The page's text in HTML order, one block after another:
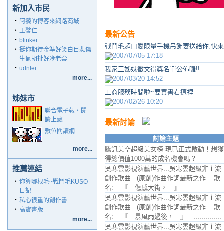
新加入市民
‧ 阿饕的博客來網路商城
‧ 王馨仁
‧ blinker
‧ 挺你期待金準好笑白目悲傷
生氣胡扯好冷老套
‧ udnlei
more...
姊妹市
聯合電子報‧閱
讀上癮
數位閱讀網
more...
推薦連結
‧ 你算哪根毛~戰鬥毛KUSO
日記
‧ 私心很重的創作書
‧ 高寶書版
more...
最新公告
戰鬥毛超口愛限量手機吊飾要送給你,快
2007/07/05 17:18
我家三姊妹徵文得獎名單公佈囉!!
2007/03/20 14:52
工商服務時間啦~要買書看這裡
2007/02/26 10:20
最新討論
討論主題
騰訊美空超級美女榜 現已正式啟動！想獲
得總價值1000萬的成名機會嗎？
吳寒雲影視演藝世界...吳寒雲超級非主流
創作歌曲...(原創)作曲作詞最新之作... 歌
名: 『 傷感大街， 』
吳寒雲影視演藝世界...吳寒雲超級非主流
創作歌曲...(原創)作曲作詞最新之作... 歌
名: 『 暴風雨過後， 』 ..............
吳寒雲影視演藝世界...吳寒雲超級非主流